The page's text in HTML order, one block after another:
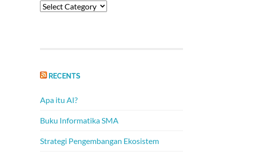
Categories
RECENTS
Apa itu AI?
Buku Informatika SMA
Strategi Pengembangan Ekosistem